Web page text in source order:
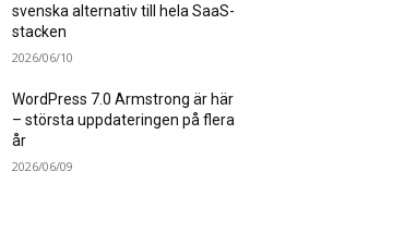
svenska alternativ till hela SaaS-
stacken
2026/06/10
WordPress 7.0 Armstrong är här
– största uppdateringen på flera
år
2026/06/09